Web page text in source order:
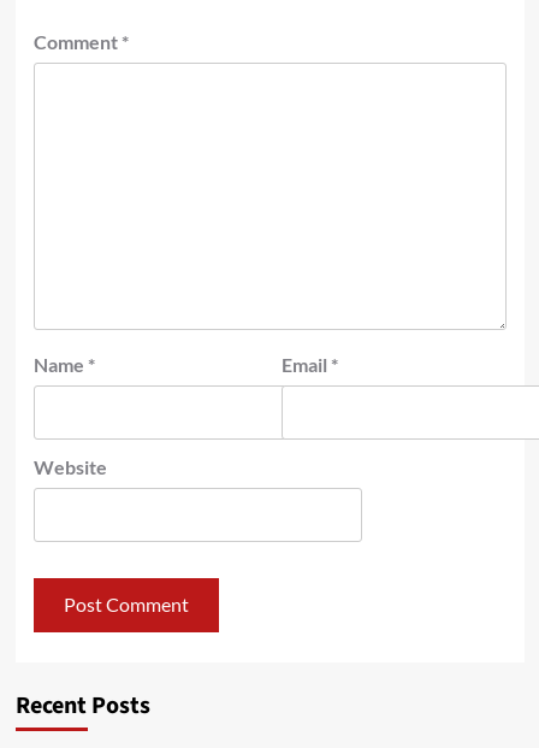
Comment *
Name * Email *
Website
Recent Posts